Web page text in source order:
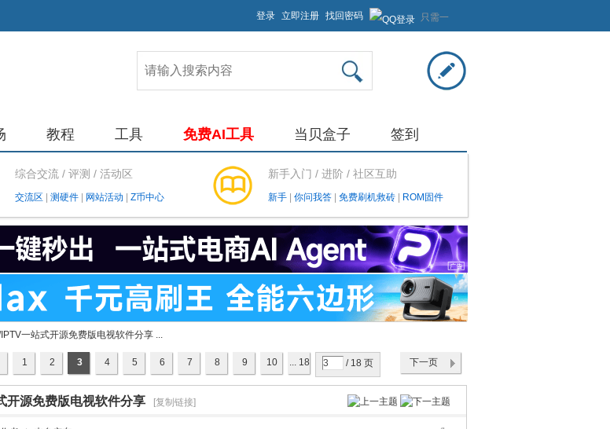
只需一
步，快
速开始
登录 立即注册 找回密码
教程 工具 免费AI工具 当贝盒子 签到
综合交流 / 评测 / 活动区
交流区 测硬件 网站活动 Z币中心
新手入门 / 进阶 / 社区互助
新手 你问我答 免费刷机救砖 ROM固件
一站式开源免费版电视软件分享 ...
1 2 3 4 5 6 7 8 9 10 ... 18 / 18 页 下一页
开源免费版电视软件分享 [复制链接]